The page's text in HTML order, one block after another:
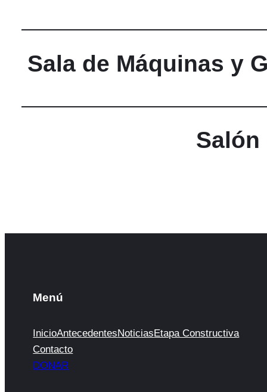
Sala de Máquinas y
Salón
Menú
InicioAntecedentesNoticiasEtapa Constructiva
Contacto
DONAR